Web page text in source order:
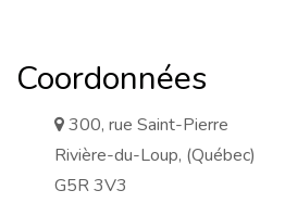
Coordonnées
a
d
e
300, rue Saint-Pierre
Rivière-du-Loup, (Québec)
G5R 3V3